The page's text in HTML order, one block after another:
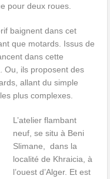
pour deux roues.
baignent dans cet
que motards. Issus de
dans cette
Ou, ils proposent des
allant du simple
plus complexes.
L’atelier flambant
neuf, se situ à Beni
Slimane, dans la
localité de Khraicia, à
l’ouest d’Alger. Et est